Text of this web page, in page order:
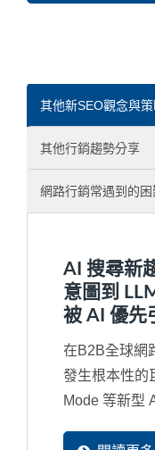
其他新SEO觀念與
其他行銷趨勢分享
網路行銷常遇到的困
AI 搜尋新
意圖到
被 AI 優先
在B2B全球網
發生根本性的
Mode 等新型